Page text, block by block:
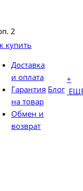
2
купить
Доставка
и оплата
Гарантия
на товар
Обмен и
возврат
Блог
+